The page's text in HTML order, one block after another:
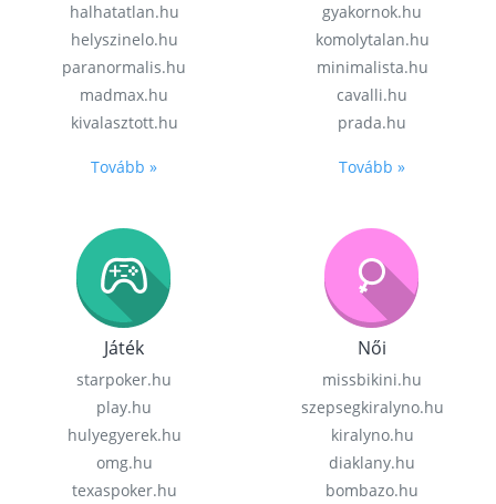
halhatatlan.hu
helyszinelo.hu
paranormalis.hu
madmax.hu
kivalasztott.hu
Tovább »
gyakornok.hu
komolytalan.hu
minimalista.hu
cavalli.hu
prada.hu
Tovább »
Játék
starpoker.hu
play.hu
hulyegyerek.hu
omg.hu
texaspoker.hu
Női
missbikini.hu
szepsegkiralyno.hu
kiralyno.hu
diaklany.hu
bombazo.hu